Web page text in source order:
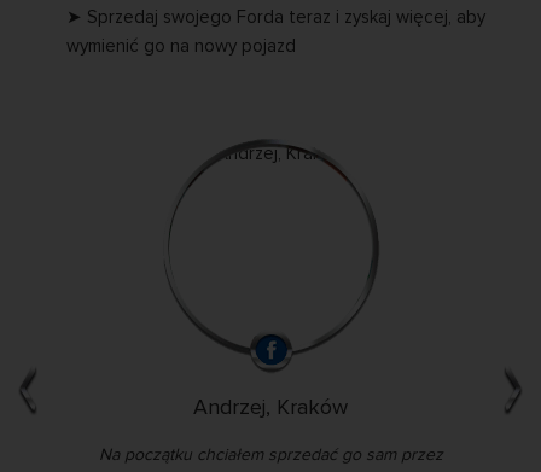
➤ Sprzedaj swojego Forda teraz i zyskaj więcej, aby
wymienić go na nowy pojazd
Andrzej, Kraków
Na początku chciałem sprzedać go sam przez